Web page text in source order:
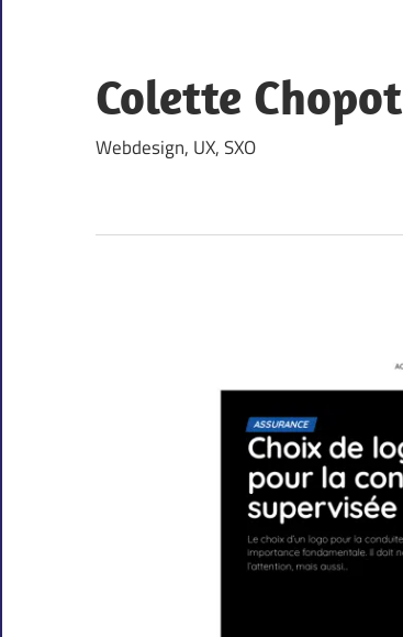
content
Colette Chopot
Webdesign, UX, SXO